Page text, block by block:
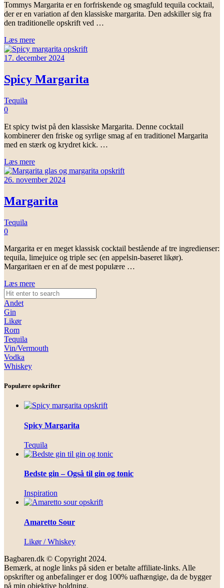
Tommys Margarita er en forfriskende og smagfuld tequila cocktail,
der er en variation af den klassiske margarita. Den adskiller sig fra
den traditionelle opskrift ved …
Læs mere
17. december 2024
Spicy Margarita
Tequila
0
Et spicy twist på den klassiske Margarita. Denne cocktail
kombinerer den friske og syrlige smag af en traditionel Margarita
med en stærk og krydret kick. …
Læs mere
26. november 2024
Margarita
Tequila
0
Margarita er en meget klassisk cocktail bestående af tre ingredienser:
tequila, limejuice og triple sec (en appelsin-baseret likør).
Margaritaen er en af de mest populære …
Læs mere
Andet
Gin
Likør
Rom
Tequila
Vin/Vermouth
Vodka
Whiskey
Populære opskrifter
Spicy Margarita
Tequila
Bedste gin – Også til gin og tonic
Inspiration
Amaretto Sour
Likør / Whiskey
Bagbaren.dk © Copyright 2024.
Bemærk, at nogle links på siden er betalte affiliate-links. Alle
opskrifter og anbefalinger er dog 100% uafhængige, da de bygger
på min objektive holdning.